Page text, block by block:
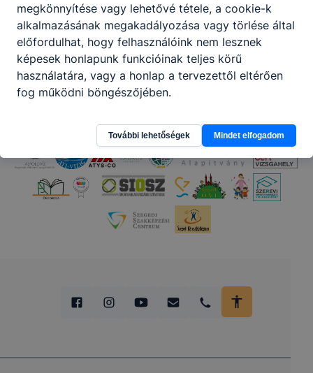
Partnereink
megkönnyítése vagy lehetővé tétele, a cookie-k
alkalmazásának megakadályozása vagy törlése által
előfordulhat, hogy felhasználóink nem lesznek
képesek honlapunk funkcióinak teljes körű
használatára, vagy a honlap a tervezettől eltérően
fog működni böngészőjében.
További lehetőségek Mindet elfogadom